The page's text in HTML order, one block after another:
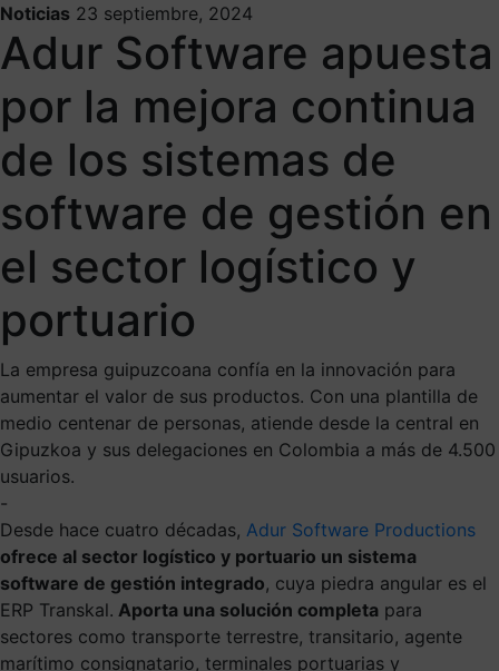
Noticias 23 septiembre, 2024
Adur Software apuesta
por la mejora continua
de los sistemas de
software de gestión en
el sector logístico y
portuario
La empresa guipuzcoana confía en la innovación para
aumentar el valor de sus productos. Con una plantilla de
medio centenar de personas, atiende desde la central en
Gipuzkoa y sus delegaciones en Colombia a más de 4.500
usuarios.
-
Desde hace cuatro décadas, Adur Software Productions
ofrece al sector logístico y portuario un sistema
software de gestión integrado, cuya piedra angular es el
ERP Transkal. Aporta una solución completa para
sectores como transporte terrestre, transitario, agente
marítimo consignatario, terminales portuarias y